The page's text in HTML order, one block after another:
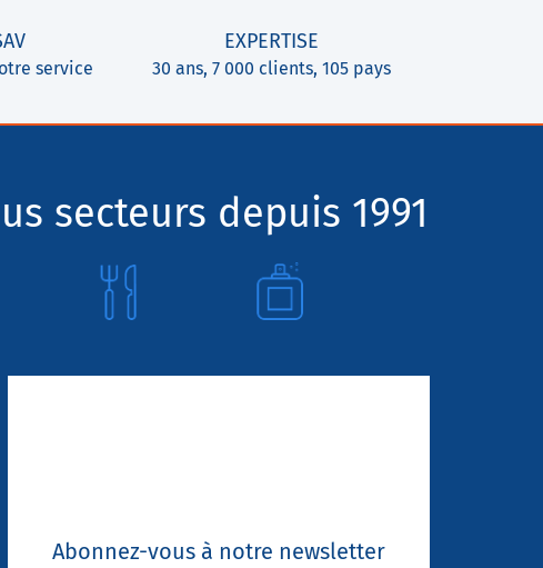
service
EXPERTISE
30 ans, 7 000 clients, 105 pays
secteurs depuis 1991
Abonnez-vous à notre newsletter